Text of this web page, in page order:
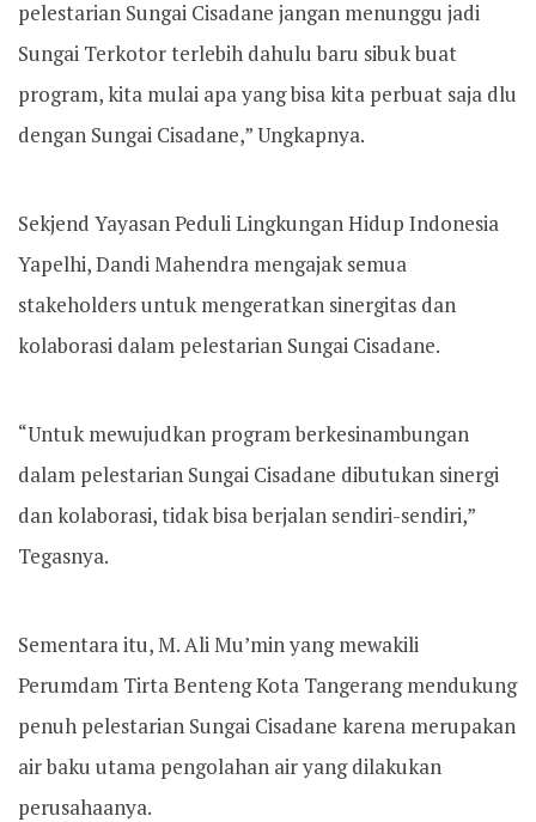
pelestarian Sungai Cisadane jangan menunggu jadi
Sungai Terkotor terlebih dahulu baru sibuk buat
program, kita mulai apa yang bisa kita perbuat saja dlu
dengan Sungai Cisadane,” Ungkapnya.
Sekjend Yayasan Peduli Lingkungan Hidup Indonesia
Yapelhi, Dandi Mahendra mengajak semua
stakeholders untuk mengeratkan sinergitas dan
kolaborasi dalam pelestarian Sungai Cisadane.
“Untuk mewujudkan program berkesinambungan
dalam pelestarian Sungai Cisadane dibutukan sinergi
dan kolaborasi, tidak bisa berjalan sendiri-sendiri,”
Tegasnya.
Sementara itu, M. Ali Mu’min yang mewakili
Perumdam Tirta Benteng Kota Tangerang mendukung
penuh pelestarian Sungai Cisadane karena merupakan
air baku utama pengolahan air yang dilakukan
perusahaanya.